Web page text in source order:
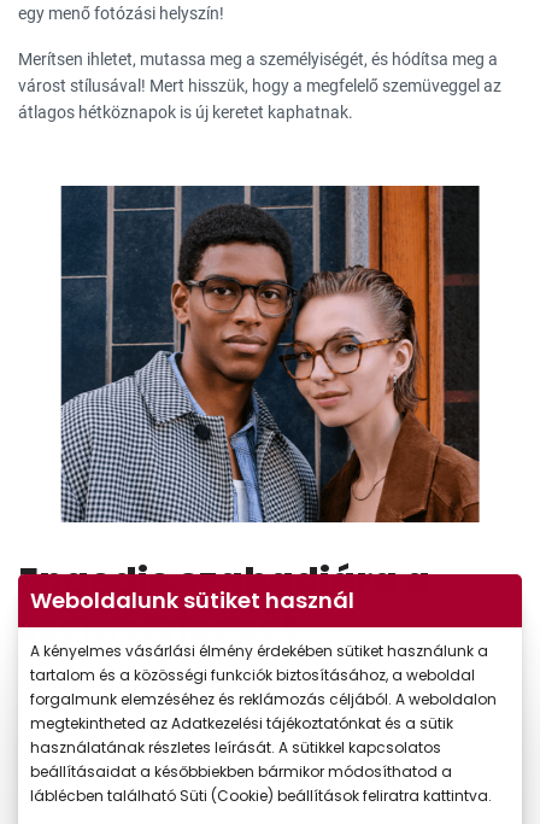
egy menő fotózási helyszín!
Merítsen ihletet, mutassa meg a személyiségét, és hódítsa meg a
várost stílusával! Mert hisszük, hogy a megfelelő szemüveggel az
átlagos hétköznapok is új keretet kaphatnak.
Engedje szabadjára a
személyiségét
Nincs több visszafogottság. A megfelelő szemüveggel kifejezheti
stílusát, és új szintre emelheti a szettjeit.
Weboldalunk sütiket használ
A kényelmes vásárlási élmény érdekében sütiket használunk a
tartalom és a közösségi funkciók biztosításához, a weboldal
forgalmunk elemzéséhez és reklámozás céljából. A weboldalon
megtekintheted az Adatkezelési tájékoztatónkat és a sütik
használatának részletes leírását. A sütikkel kapcsolatos
beállításaidat a későbbiekben bármikor módosíthatod a
láblécben található Süti (Cookie) beállítások feliratra kattintva.